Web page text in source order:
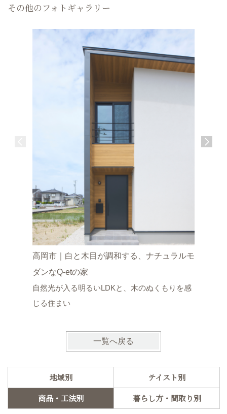
その他のフォトギャラリー
高岡市｜白と木目が調和する、ナチュラルモ
ダンなQ-etの家
自然光が入る明るいLDKと、木のぬくもりを感
じる住まい
一覧へ戻る
地域別
テイスト別
商品・工法別
暮らし方・間取り別